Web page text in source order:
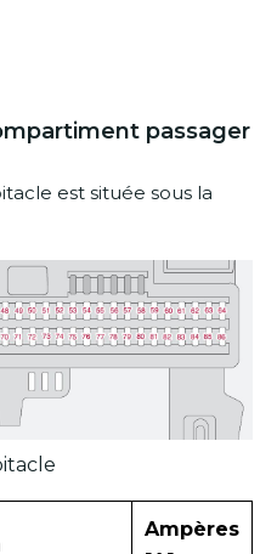
passager
est située sous la
Ampères